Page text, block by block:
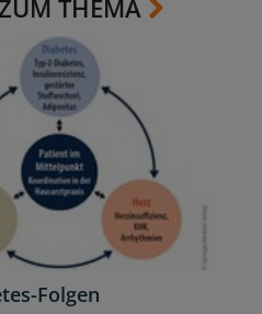
THEMA
Folgen